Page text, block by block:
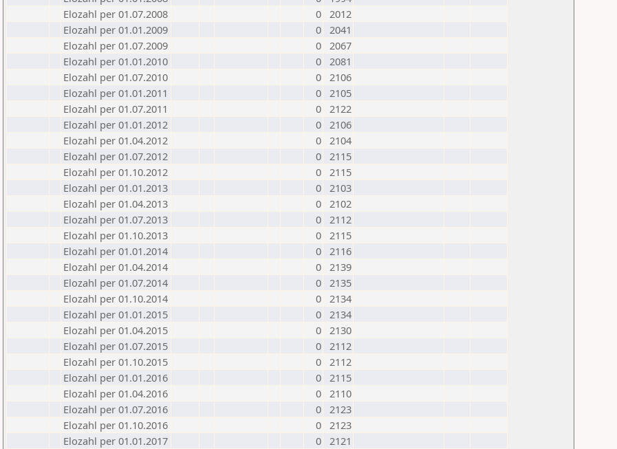
Elozahl per 01.07.2008
0 2012
Elozahl per 01.01.2009
0 2041
Elozahl per 01.07.2009
0 2067
Elozahl per 01.01.2010
0 2081
Elozahl per 01.07.2010
0 2106
Elozahl per 01.01.2011
0 2105
Elozahl per 01.07.2011
0 2122
Elozahl per 01.01.2012
0 2106
Elozahl per 01.04.2012
0 2104
Elozahl per 01.07.2012
0 2115
Elozahl per 01.10.2012
0 2115
Elozahl per 01.01.2013
0 2103
Elozahl per 01.04.2013
0 2102
Elozahl per 01.07.2013
0 2112
Elozahl per 01.10.2013
0 2115
Elozahl per 01.01.2014
0 2116
Elozahl per 01.04.2014
0 2139
Elozahl per 01.07.2014
0 2135
Elozahl per 01.10.2014
0 2134
Elozahl per 01.01.2015
0 2134
Elozahl per 01.04.2015
0 2130
Elozahl per 01.07.2015
0 2112
Elozahl per 01.10.2015
0 2112
Elozahl per 01.01.2016
0 2115
Elozahl per 01.04.2016
0 2110
Elozahl per 01.07.2016
0 2123
Elozahl per 01.10.2016
0 2123
Elozahl per 01.01.2017
0 2121